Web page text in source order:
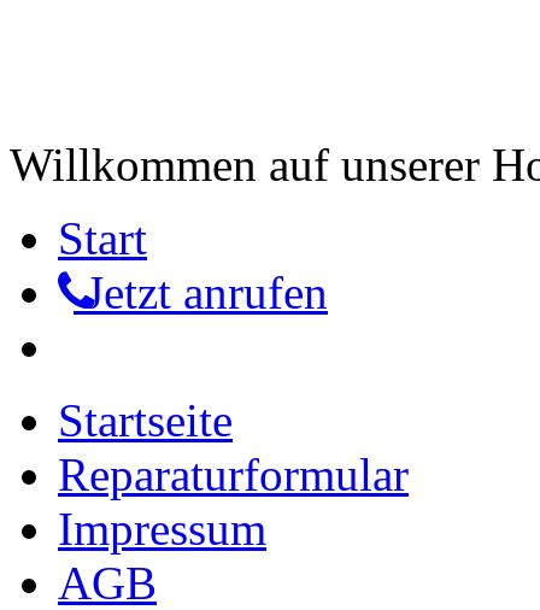
Willkommen auf unserer
Start
Jetzt anrufen
Startseite
Reparaturformular
Impressum
AGB